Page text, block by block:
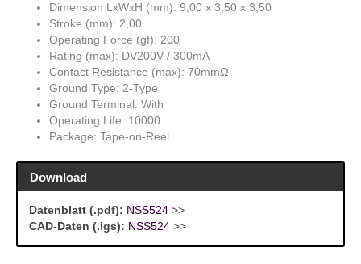
Dimension LxWxH (mm): 9,00 x 3,50 x 3,50
Stroke (mm): 2,00
Operating Force (gf): 200
Rating (max): DV200V / 300mA
Contact Resistance (max): 70mmΩ
Ground Type: 2-Type
Ground Terminal: With
Operating Life: 10000
Package: Tape-on-Reel
Download
Datenblatt (.pdf): NSS524>>
CAD-Daten (.igs): NSS524>>